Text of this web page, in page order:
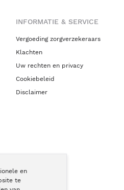
en
te
INFORMATIE & SERVICE
Vergoeding zorgverzekeraars
Klachten
Uw rechten en privacy
Cookiebeleid
Disclaimer